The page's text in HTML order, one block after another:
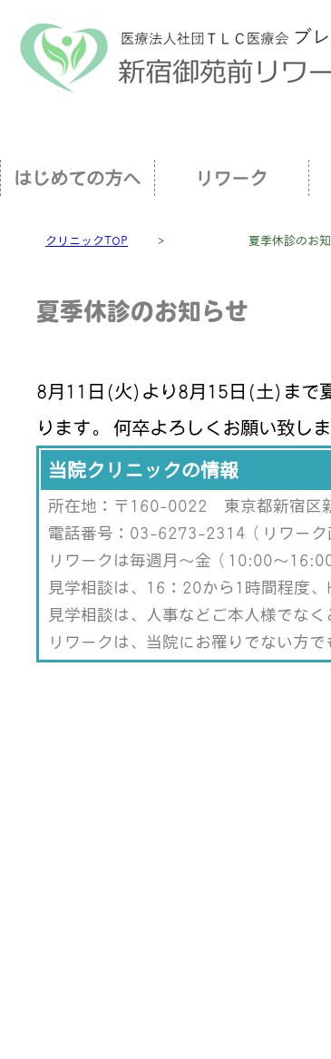
はじめての方へ リワーク
クリニックTOP ＞ 夏季休診のお
夏季休診のお知らせ
8月11日(火)より8月15日(土)まで
ります。 何卒よろしくお願い致しま
当院クリニックの情報
所在地：〒160-0022 東京都新宿区
電話番号：03-6273-2314（リワーク
リワークは毎週月～金（10:00～
見学相談は、16：20から1時間程度、
見学相談は、人事などご本人様でなく
リワークは、当院にお罹りでない方で